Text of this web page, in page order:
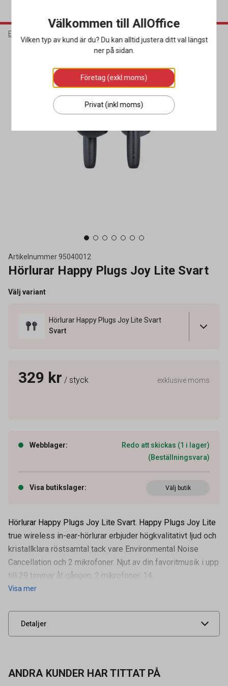
Elektronik
Artikelnummer95040012
Hörlurar Happy Plugs Joy Lite Svart
Välj variant
Hörlurar Happy Plugs Joy Lite Svart
Svart
329 kr / styck exklusive moms
Webblager:
Redo att skickas (1 i lager)
(Beställningsvara)
Visa butikslager: Välj butik
Hörlurar Happy Plugs Joy Lite Svart. Happy Plugs Joy Lite
true wireless in-ear-hörlurar erbjuder högkvalitativt ljud och
kristallklara röstsamtal tack vare Environmental Noise
Cancellation och 2 mikrofoner. Njut av din favoritmusik i upp
till 29 timmar åt gången. 2 mikrofoner, 14
Visa mer
Detaljer
Artikelnummer
Leverantörens
UNSPSC 52161514
ANDRA KUNDER HAR TITTAT PÅ
Välkommen till AllOffice
Vilken typ av kund är du? Du kan alltid justera ditt val längst
ner på sidan.
Företag (exkl moms)
Privat (inkl moms)